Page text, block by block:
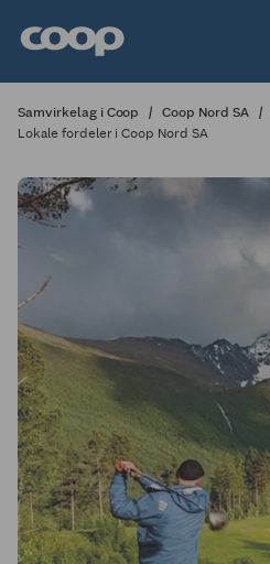
Samvirkelag i Coop Coop Nord SA
Lokale fordeler i Coop Nord SA